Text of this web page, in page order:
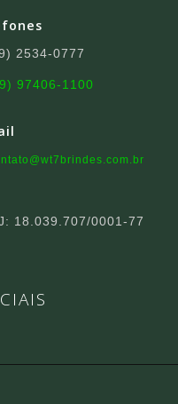
2534-0777
97406-1100
18.039.707/0001-77